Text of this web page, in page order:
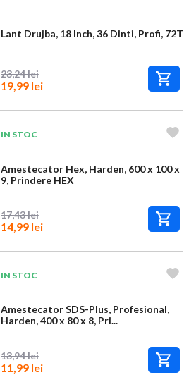
Lant Drujba, 18 Inch, 36 Dinti, Profi, 72T
23,24 lei
19,99 lei
IN STOC
Amestecator Hex, Harden, 600 x 100 x
9, Prindere HEX
17,43 lei
14,99 lei
IN STOC
Amestecator SDS-Plus, Profesional,
Harden, 400 x 80 x 8, Pri...
13,94 lei
11,99 lei